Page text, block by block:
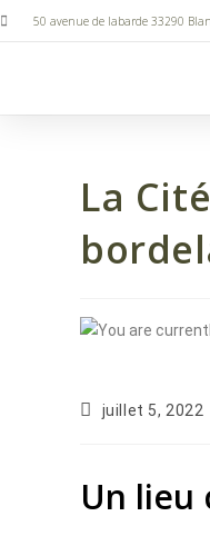
50 avenue de labarde 33290
La
juillet 5, 2022
Un lieu